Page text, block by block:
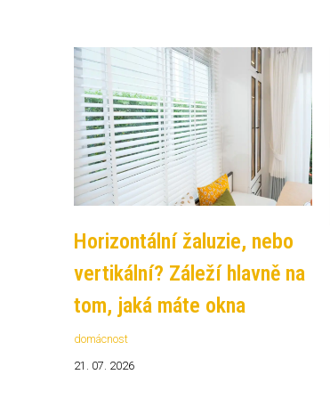
Horizontální žaluzie, nebo
vertikální? Záleží hlavně na
tom, jaká máte okna
domácnost
21. 07. 2026